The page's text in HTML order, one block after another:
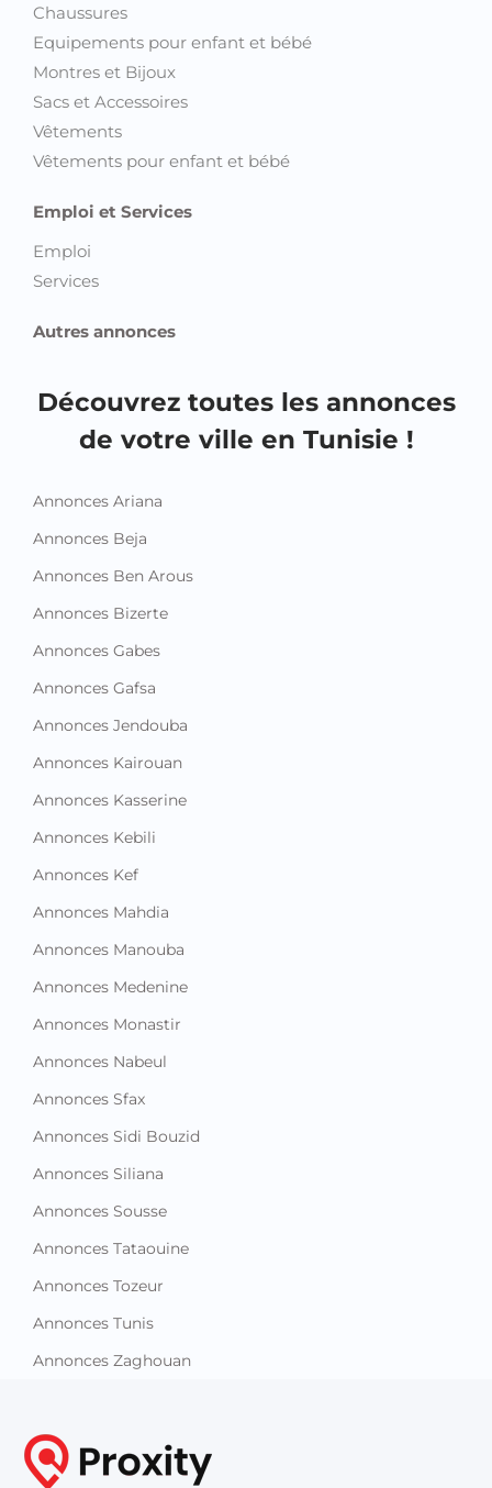
Chaussures
Equipements pour enfant et bébé
Montres et Bijoux
Sacs et Accessoires
Vêtements
Vêtements pour enfant et bébé
Emploi et Services
Emploi
Services
Autres annonces
Découvrez toutes les annonces
de votre ville en Tunisie !
Annonces Ariana
Annonces Beja
Annonces Ben Arous
Annonces Bizerte
Annonces Gabes
Annonces Gafsa
Annonces Jendouba
Annonces Kairouan
Annonces Kasserine
Annonces Kebili
Annonces Kef
Annonces Mahdia
Annonces Manouba
Annonces Medenine
Annonces Monastir
Annonces Nabeul
Annonces Sfax
Annonces Sidi Bouzid
Annonces Siliana
Annonces Sousse
Annonces Tataouine
Annonces Tozeur
Annonces Tunis
Annonces Zaghouan